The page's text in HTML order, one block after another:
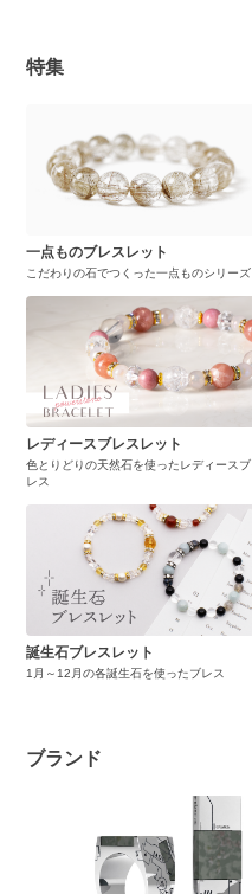
特集
一点ものブレスレット
こだわりの石でつくった一点ものシリーズ
レディースブレスレット
色とりどりの天然石を使ったレディースブ
レス
誕生石ブレスレット
1月～12月の各誕生石を使ったブレス
ブランド